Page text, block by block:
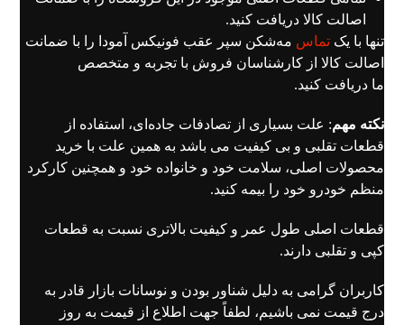
اصالت کالا دریافت کنید.
تنها با یکتماس مه‌شکن سپر عقب فونیکس آمودا را با ضمانت
اصالت کالا از کارشناسان فروش با تجربه و متخصص
ما دریافت کنید.
نکته مهم: علت بسیاری از تصادفات جاده‌ای، استفاده از
قطعات تقلبی و بی کیفیت می باشد به همین علت با خرید
محصولات اصلی، سلامت خود و خانواده خود و همچنین کارکرد
منظم خودرو خود را بیمه کنید.
قطعات اصلی طول عمر و کیفیت بالاتری نسبت به قطعات
کپی و تقلبی دارند.
کاربران گرامی به دلیل شناور بودن و نوسانات بازار قادر به
درج قیمت نمی باشیم، لطفاً جهت اطلاع از قیمت به روز